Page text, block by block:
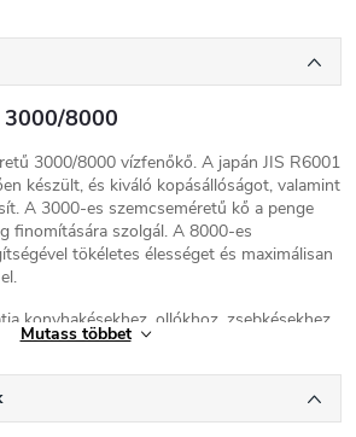
3000/8000
3000/8000 vízfenőkő. A japán JIS R6001
készült, és kiváló kopásállóságot, valamint
A 3000-es szemcseméretű kő a penge
finomítására szolgál. A 8000-es
tökéletes élességet és maximálisan
konyhakésekhez, ollókhoz, zsebkésekhez,
machetékhez, vésőkhöz és sok
és alacsony kopást biztosít. A
talpat is a fenőkő rögzítéséhez.
Mutass többet